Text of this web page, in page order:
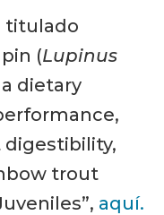
titulado
(Lupinus
dietary
trout
aquí.